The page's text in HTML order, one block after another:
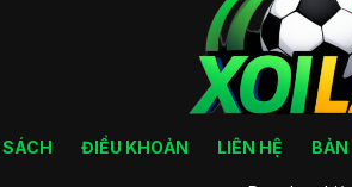
ĐIỀU KHOẢN LIÊN HỆ BẢN